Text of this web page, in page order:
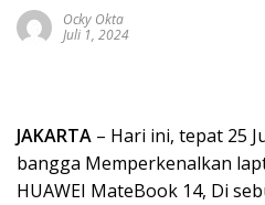
Ocky Okta
Juli 1, 2024
JAKARTA – Hari ini, tepat 25
bangga Memperkenalkan
HUAWEI MateBook 14, Di